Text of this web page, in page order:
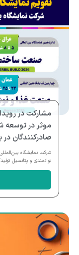
مشارکت در
موثر در توسعه
صادرکنندگان
شرکت نمایشگاه
توانمندی و پتانسیل